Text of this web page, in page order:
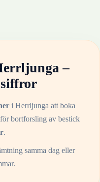
–
i Herrljunga att boka
bortforsling av bestick
.
samma dag eller